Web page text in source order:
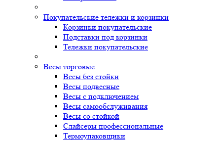
Покупательские тележки и корзинки
Корзинки покупательские
Подставки под корзинки
Тележки покупательские
Весы торговые
Весы без стойки
Весы подвесные
Весы с подключением
Весы самообслуживания
Весы со стойкой
Слайсеры профессиональные
Термоупаковщики